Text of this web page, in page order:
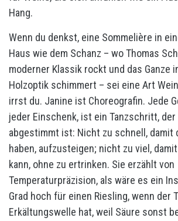
Hang.
Wenn du denkst, eine Sommelière in
Haus wie dem Schanz – wo Thomas
moderner Klassik rockt und das Ganze
Holzoptik schimmert – sei eine Art
irrst du. Janine ist Choreografin. Jede
jeder Einschenk, ist ein Tanzschritt, der
abgestimmt ist: Nicht zu schnell, damit
haben, aufzusteigen; nicht zu viel,
kann, ohne zu ertrinken. Sie erzählt von
Temperaturpräzision, als wäre es ein
Grad hoch für einen Riesling, wenn der
Erkältungswelle hat, weil Säure sonst